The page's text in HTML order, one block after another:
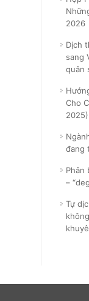
2026
Dịch
sang
quân
Cho
2025)
đang
Phân
–
Tự